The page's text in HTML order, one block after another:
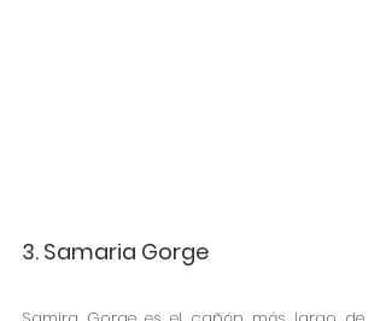
3. Samaria Gorge